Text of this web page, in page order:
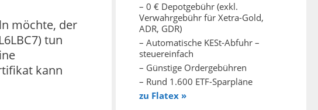
möchte, der
tun
kann
– 0 € Depotgebühr (exkl.
Verwahrgebühr für Xetra-Gold,
ADR, GDR)
– Automatische KESt-Abfuhr –
steuereinfach
– Günstige Ordergebühren
– Rund 1.600 ETF-Sparpläne
zu Flatex »